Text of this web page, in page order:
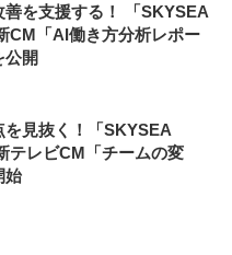
を支援する！ 「SKYSEA
CM「AI働き方分析レポー
公開
見抜く！「SKYSEA
テレビCM「チームの変
始